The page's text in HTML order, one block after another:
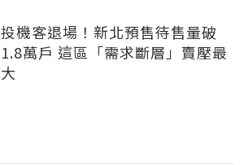
投機客退場！新北預售待售量破
1.8萬戶 這區「需求斷層」賣壓最
大